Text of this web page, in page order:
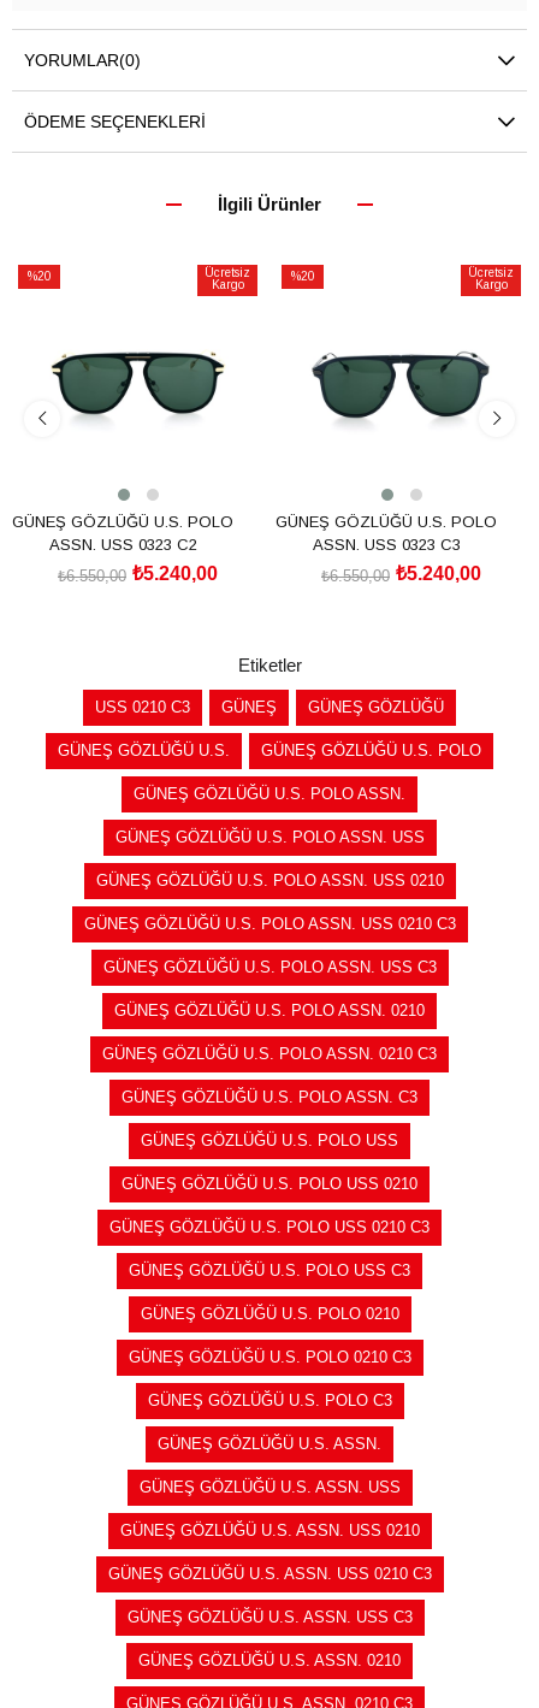
YORUMLAR(0)
ÖDEME SEÇENEKLERI
İlgili Ürünler
%20
Ücretsiz
Kargo
GÜNEŞ GÖZLÜĞÜ U.S. POLO
ASSN. USS 0323 C2
₺5.240,00
₺6.550,00
%20
Ücretsiz
Kargo
GÜNEŞ GÖZLÜĞÜ U.S. POLO
ASSN. USS 0323 C3
₺5.240,00
₺6.550,00
Etiketler
USS 0210 C3 GÜNEŞ GÜNEŞ GÖZLÜĞÜ
GÜNEŞ GÖZLÜĞÜ U.S. GÜNEŞ GÖZLÜĞÜ U.S. POLO
GÜNEŞ GÖZLÜĞÜ U.S. POLO ASSN.
GÜNEŞ GÖZLÜĞÜ U.S. POLO ASSN. USS
GÜNEŞ GÖZLÜĞÜ U.S. POLO ASSN. USS 0210
GÜNEŞ GÖZLÜĞÜ U.S. POLO ASSN. USS 0210 C3
GÜNEŞ GÖZLÜĞÜ U.S. POLO ASSN. USS C3
GÜNEŞ GÖZLÜĞÜ U.S. POLO ASSN. 0210
GÜNEŞ GÖZLÜĞÜ U.S. POLO ASSN. 0210 C3
GÜNEŞ GÖZLÜĞÜ U.S. POLO ASSN. C3
GÜNEŞ GÖZLÜĞÜ U.S. POLO USS
GÜNEŞ GÖZLÜĞÜ U.S. POLO USS 0210
GÜNEŞ GÖZLÜĞÜ U.S. POLO USS 0210 C3
GÜNEŞ GÖZLÜĞÜ U.S. POLO USS C3
GÜNEŞ GÖZLÜĞÜ U.S. POLO 0210
GÜNEŞ GÖZLÜĞÜ U.S. POLO 0210 C3
GÜNEŞ GÖZLÜĞÜ U.S. POLO C3
GÜNEŞ GÖZLÜĞÜ U.S. ASSN.
GÜNEŞ GÖZLÜĞÜ U.S. ASSN. USS
GÜNEŞ GÖZLÜĞÜ U.S. ASSN. USS 0210
GÜNEŞ GÖZLÜĞÜ U.S. ASSN. USS 0210 C3
GÜNEŞ GÖZLÜĞÜ U.S. ASSN. USS C3
GÜNEŞ GÖZLÜĞÜ U.S. ASSN. 0210
GÜNEŞ GÖZLÜĞÜ U.S. ASSN. 0210 C3